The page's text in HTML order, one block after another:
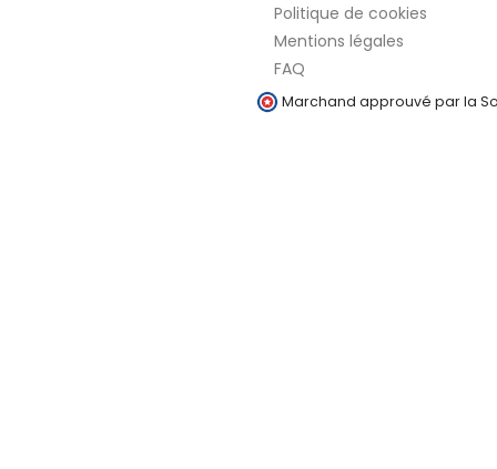
Politique de cookies
Mentions légales
FAQ
Marchand approuvé par la